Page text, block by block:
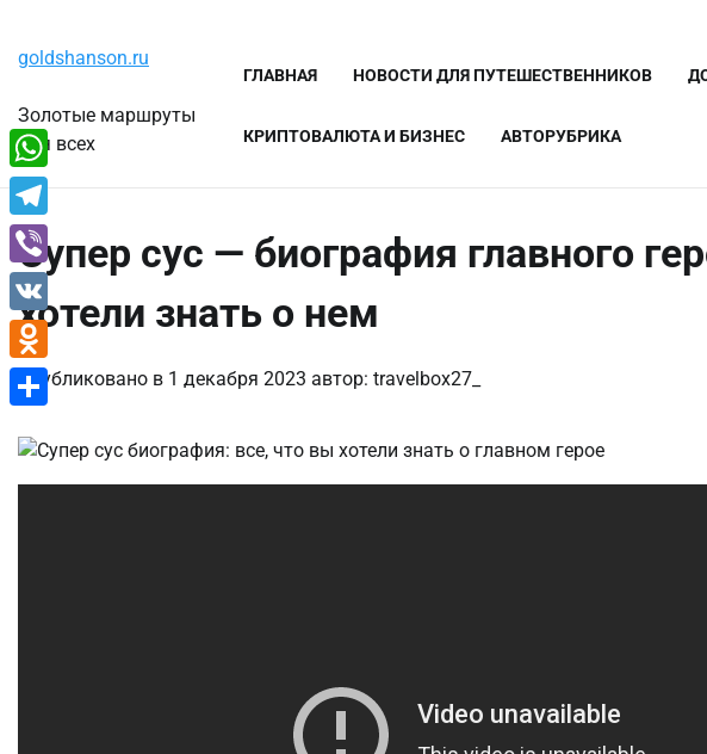
содержимому
goldshanson.ru
Золотые маршруты
для всех
ГЛАВНАЯ НОВОСТИ ДЛЯ ПУТЕШЕСТВЕННИКОВ
КРИПТОВАЛЮТА И БИЗНЕС АВТОРУБРИКА
Супер сус — биография главного
хотели знать о нем
Опубликовано в 1 декабря 2023 автор: travelbox27_
WhatsApp
Telegram
Viber
VK
Odnoklassniki